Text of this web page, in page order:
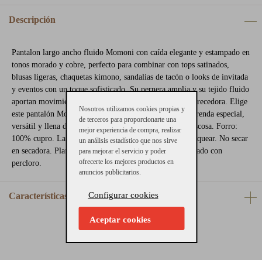
Descripción
Pantalon largo ancho fluido Momoni con caída elegante y estampado en
tonos morado y cobre, perfecto para combinar con tops satinados,
blusas ligeras, chaquetas kimono, sandalias de tacón o looks de invitada
y eventos con un toque sofisticado. Su pernera amplia y su tejido fluido
aportan movimiento, comodidad y una silueta muy favorecedora. Elige
este pantalón Momoni y añade ahora a tu armario una prenda especial,
versátil y llena de personalidad. Composición: 100% viscosa. Forro:
100% cupro. Lavado con agua a 30°c delicado. No blanquear. No secar
en secadora. Planchar max a 110°. Lavado en seco delicado con
percloro.
Características
Nosotros utilizamos cookies propias y
de terceros para proporcionarte una
mejor experiencia de compra, realizar
un análisis estadístico que nos sirve
para mejorar el servicio y poder
ofrecerte los mejores productos en
anuncios publicitarios.
Configurar cookies
Aceptar cookies